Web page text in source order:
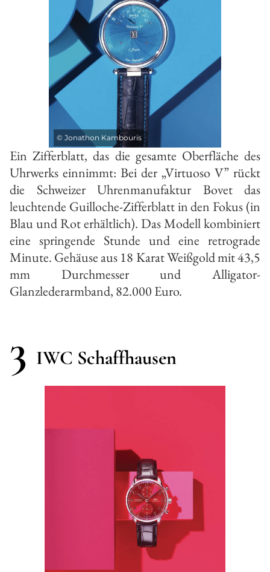
© Jonathon Kambouris
Ein Zifferblatt, das die gesamte Oberfläche des
Uhrwerks einnimmt: Bei der „Virtuoso V” rückt
die Schweizer Uhrenmanufaktur Bovet das
leuchtende Guilloche-Zifferblatt in den Fokus (in
Blau und Rot erhältlich). Das Modell kombiniert
eine springende Stunde und eine retrograde
Minute. Gehäuse aus 18 Karat Weißgold mit 43,5
mm Durchmesser und Alligator-
Glanzlederarmband, 82.000 Euro.
3 IWC Schaffhausen